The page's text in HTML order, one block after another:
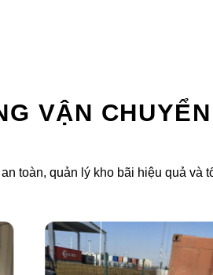
VẬN CHUYỂN
toàn, quản lý kho bãi hiệu quả và